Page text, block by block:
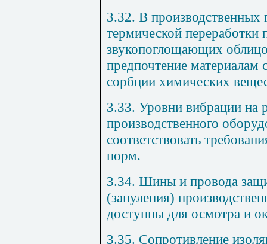
3.32. В
термической переработки
звукопоглощающих
предпочтение
сорбции химических
3.33. Уровни вибрации на
производственного
соответствовать
норм.
3.34. Шины и провода
(зануления)
доступны для осмотра и
3.35. Сопротивление